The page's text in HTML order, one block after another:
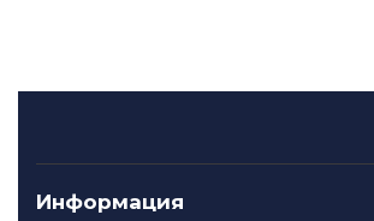
Информация